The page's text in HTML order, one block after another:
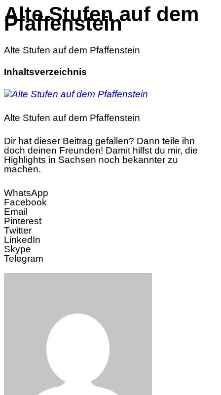
Alte Stufen auf dem
Pfaffenstein
Alte Stufen auf dem Pfaffenstein
Inhaltsverzeichnis
Alte Stufen auf dem Pfaffenstein
Dir hat dieser Beitrag gefallen? Dann teile ihn
doch deinen Freunden! Damit hilfst du mir, die
Highlights in Sachsen noch bekannter zu
machen.
WhatsApp
Facebook
Email
Pinterest
Twitter
LinkedIn
Skype
Telegram